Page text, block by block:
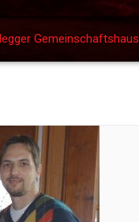
Gemeinschaftshaus